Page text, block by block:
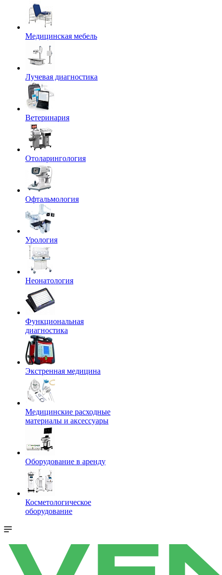
Медицинская мебель
Лучевая диагностика
Ветеринария
Отоларингология
Офтальмология
Урология
Неонатология
Функциональная
диагностика
Экстренная медицина
Медицинские расходные
материалы и аксессуары
Оборудование в аренду
Косметологическое
оборудование